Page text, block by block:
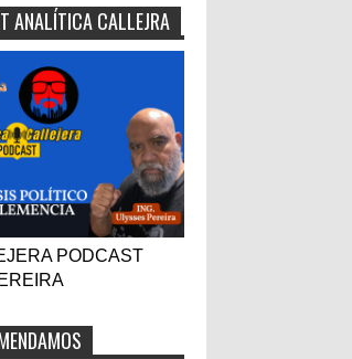
ANALÍTICA CALLEJRA
PODCAST